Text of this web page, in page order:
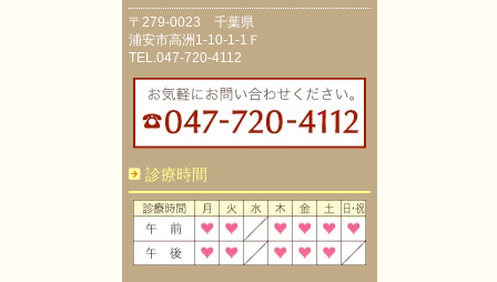
〒279-0023 千葉県
浦安市高洲1-10-1-1Ｆ
TEL.047-720-4112
診療時間